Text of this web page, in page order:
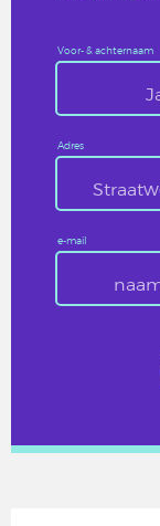
Voor- & achternaam
Adres
e-mail